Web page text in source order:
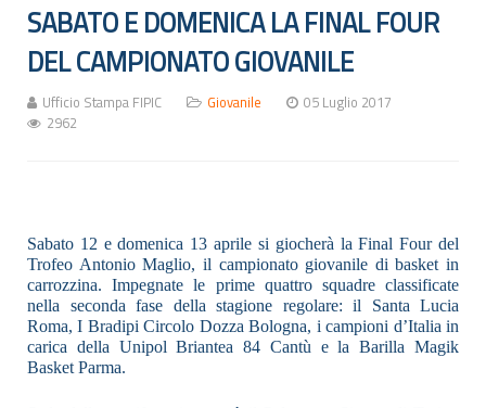
SABATO E DOMENICA LA FINAL FOUR
DEL CAMPIONATO GIOVANILE
Ufficio Stampa FIPIC Giovanile
05 Luglio 2017
2962
Sabato 12 e domenica 13 aprile si giocherà la Final Four del
Trofeo Antonio Maglio, il campionato giovanile di basket in
carrozzina. Impegnate le prime quattro squadre classificate
nella seconda fase della stagione regolare: il Santa Lucia
Roma, I Bradipi Circolo Dozza Bologna, i campioni d’Italia in
carica della Unipol Briantea 84 Cantù e la Barilla Magik
Basket Parma.